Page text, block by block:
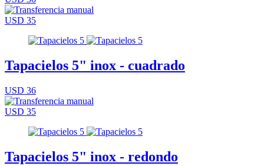
USD 35
Tapacielos 5" inox - cuadrado
USD 36
USD 35
Tapacielos 5" inox - redondo